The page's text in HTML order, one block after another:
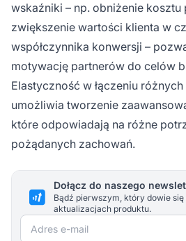
wskaźniki – np. obniżenie kosztu
zwiększenie wartości klienta w
współczynnika konwersji –
motywację partnerów do celów
Elastyczność w łączeniu
umożliwia tworzenie
które odpowiadają na różne
pożądanych zachowań.
Dołącz do naszego
Bądź pierwszym, który dowie
aktualizacjach produktu.
Adres e-mail